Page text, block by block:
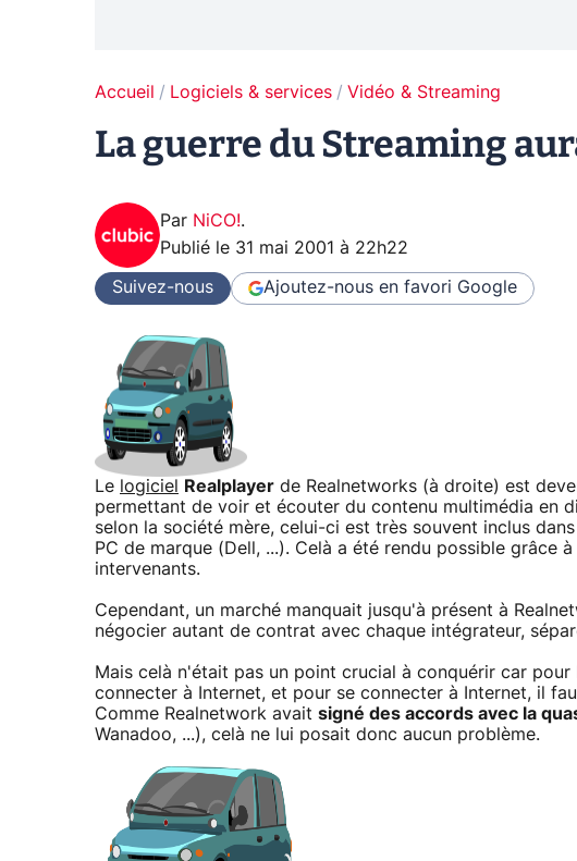
Accueil Logiciels & services Vidéo & Streaming
La guerre du Streaming
Par NiCO!.
Publié le 31 mai 2001 à 22h22
Suivez-nous Ajoutez-nous en favori Google
Le logiciel Realplayer de Realnetworks (à droite) est
permettant de voir et écouter du contenu multimédia en
selon la société mère, celui-ci est très souvent inclus
PC de marque (Dell, ...). Celà a été rendu possible grâce
intervenants.
Cependant, un marché manquait jusqu'à présent à
négocier autant de contrat avec chaque intégrateur,
Mais celà n'était pas un point crucial à conquérir car
connecter à Internet, et pour se connecter à Internet, il
Comme Realnetwork avait signé des accords avec la
Wanadoo, ...), celà ne lui posait donc aucun problème.